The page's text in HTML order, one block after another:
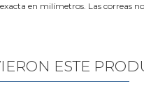
en milímetros. Las correas
ESTE